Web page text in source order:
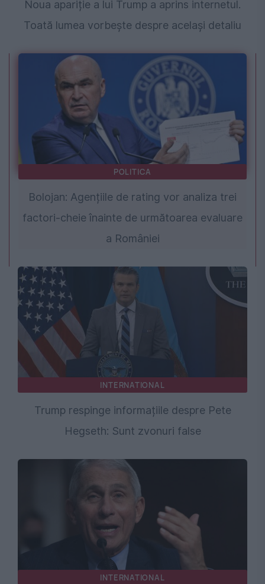
Noua apariție a lui Trump a aprins internetul.
Toată lumea vorbește despre același detaliu
POLITICA
Bolojan: Agențiile de rating vor analiza trei
factori-cheie înainte de următoarea evaluare
a României
INTERNATIONAL
Trump respinge informațiile despre Pete
Hegseth: Sunt zvonuri false
INTERNATIONAL